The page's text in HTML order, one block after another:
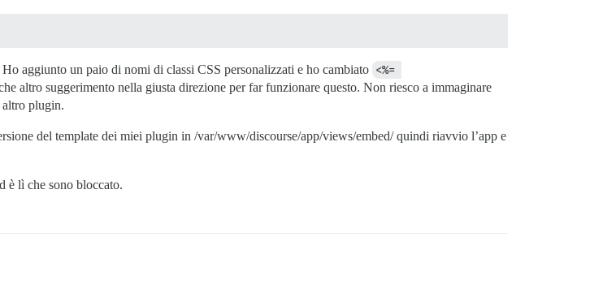
aggiunto un paio di nomi di classi CSS personalizzati e ho cambiato <%=
altro suggerimento nella giusta direzione per far funzionare questo. Non riesco a immaginare
plugin.
del template dei miei plugin in /var/www/discourse/app/views/embed/ quindi riavvio l’app e
è lì che sono bloccato.